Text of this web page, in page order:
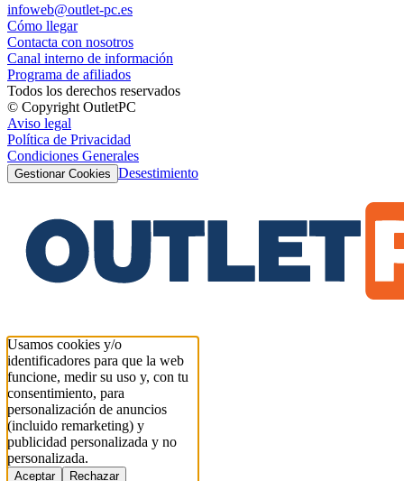
infoweb@outlet-pc.es
Cómo llegar
Contacta con nosotros
Canal interno de información
Programa de afiliados
Todos los derechos reservados
© Copyright OutletPC
Aviso legal
Política de Privacidad
Condiciones Generales
Gestionar Cookies Desestimiento
Usamos cookies y/o
identificadores para que la web
funcione, medir su uso y, con tu
consentimiento, para
personalización de anuncios
(incluido remarketing) y
publicidad personalizada y no
personalizada.
Aceptar
Rechazar